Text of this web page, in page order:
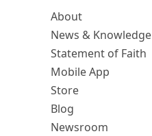
About
News & Knowledge
Statement of Faith
Mobile App
Store
Blog
Newsroom